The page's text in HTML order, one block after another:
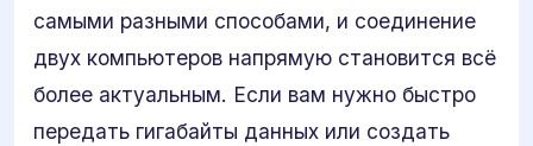
самыми разными способами, и соединение
двух компьютеров напрямую становится всё
более актуальным. Если вам нужно быстро
передать гигабайты данных или создать